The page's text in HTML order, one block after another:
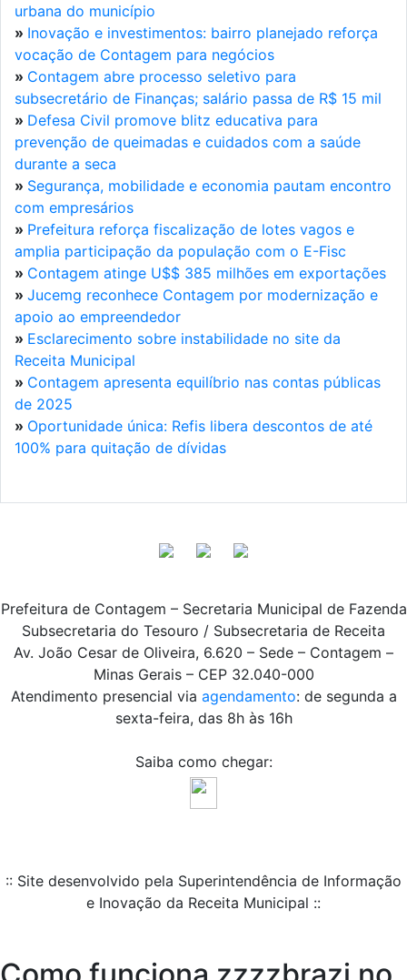
urbana do município
» Inovação e investimentos: bairro planejado reforça
vocação de Contagem para negócios
» Contagem abre processo seletivo para
subsecretário de Finanças; salário passa de R$ 15 mil
» Defesa Civil promove blitz educativa para
prevenção de queimadas e cuidados com a saúde
durante a seca
» Segurança, mobilidade e economia pautam encontro
com empresários
» Prefeitura reforça fiscalização de lotes vagos e
amplia participação da população com o E-Fisc
» Contagem atinge U$$ 385 milhões em exportações
» Jucemg reconhece Contagem por modernização e
apoio ao empreendedor
» Esclarecimento sobre instabilidade no site da
Receita Municipal
» Contagem apresenta equilíbrio nas contas públicas
de 2025
» Oportunidade única: Refis libera descontos de até
100% para quitação de dívidas
Prefeitura de Contagem – Secretaria Municipal de Fazenda
Subsecretaria do Tesouro / Subsecretaria de Receita
Av. João Cesar de Oliveira, 6.620 – Sede – Contagem –
Minas Gerais – CEP 32.040-000
Atendimento presencial via agendamento: de segunda a
sexta-feira, das 8h às 16h
Saiba como chegar:
:: Site desenvolvido pela Superintendência de Informação
e Inovação da Receita Municipal ::